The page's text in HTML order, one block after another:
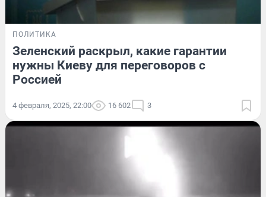
ПОЛИТИКА
Зеленский раскрыл, какие гарантии
нужны Киеву для переговоров с
Россией
4 февраля, 2025, 22:00 16 602 3